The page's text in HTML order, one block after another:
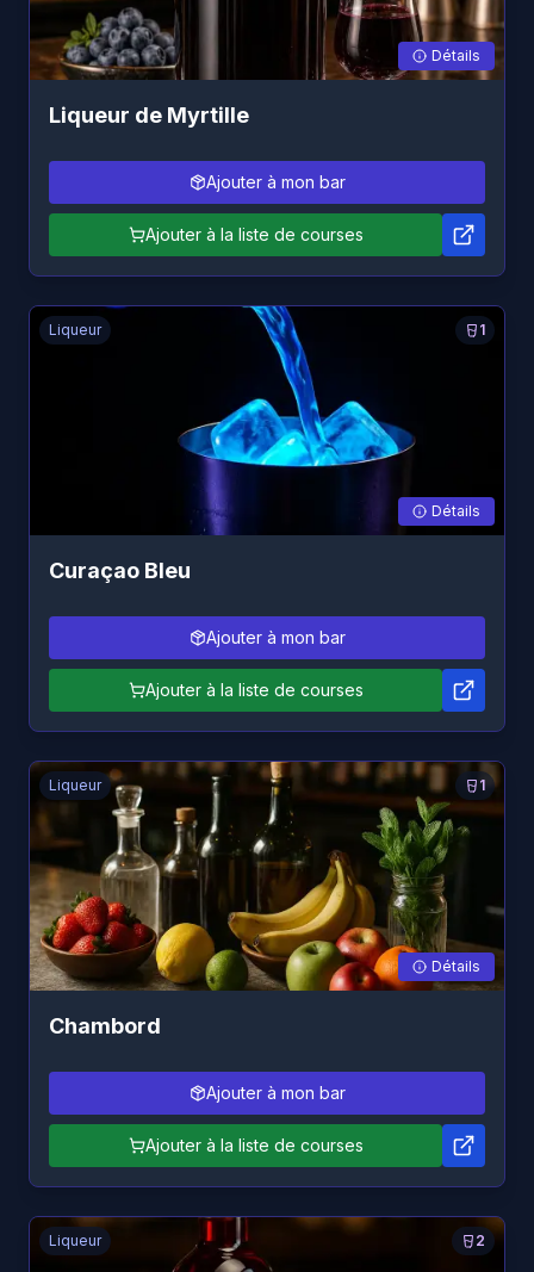
Détails
Liqueur de Myrtille
Ajouter à mon bar
Ajouter à la liste de courses
1
Liqueur
Détails
Curaçao Bleu
Ajouter à mon bar
Ajouter à la liste de courses
1
Liqueur
Détails
Chambord
Ajouter à mon bar
Ajouter à la liste de courses
2
Liqueur